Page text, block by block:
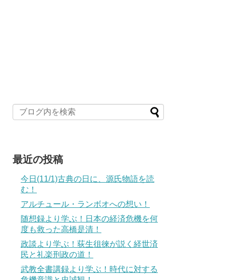
最近の投稿
今日(11/1)古典の日に、源氏物語を読
む！
アルチュール・ランボオへの想い！
随想録より学ぶ！日本の経済危機を何
度も救った高橋是清！
政談より学ぶ！荻生徂徠が説く経世済
民と礼楽刑政の道！
武教全書講録より学ぶ！時代に対する